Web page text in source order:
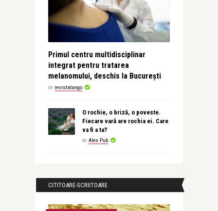
Primul centru multidisciplinar
integrat pentru tratarea
melanomului, deschis la București
de revistatango
O rochie, o briză, o poveste.
Fiecare vară are rochia ei. Care
va fi a ta?
de Alex Pub
CITITOARE-SCRIITOARE